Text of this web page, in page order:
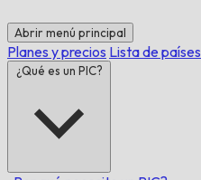
Abrir menú principal
Planes y precios Lista de países
¿Qué es un PIC?